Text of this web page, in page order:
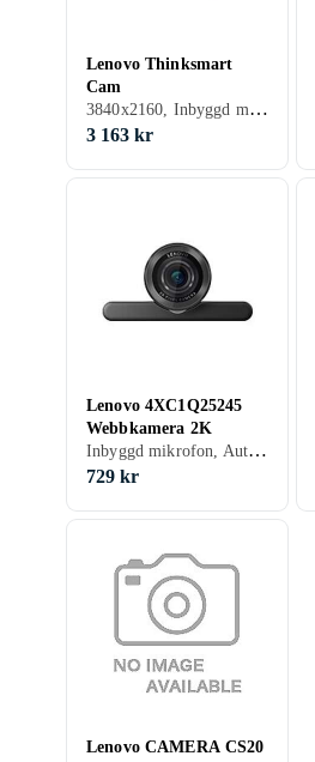
Lenovo Thinksmart
Cam
3840x2160, Inbyggd mikrofon, Autofokus, SmartTV
3 163 kr
Lenovo 4XC1Q25245
Webbkamera 2K
Inbyggd mikrofon, Autofokus
729 kr
Lenovo CAMERA CS20